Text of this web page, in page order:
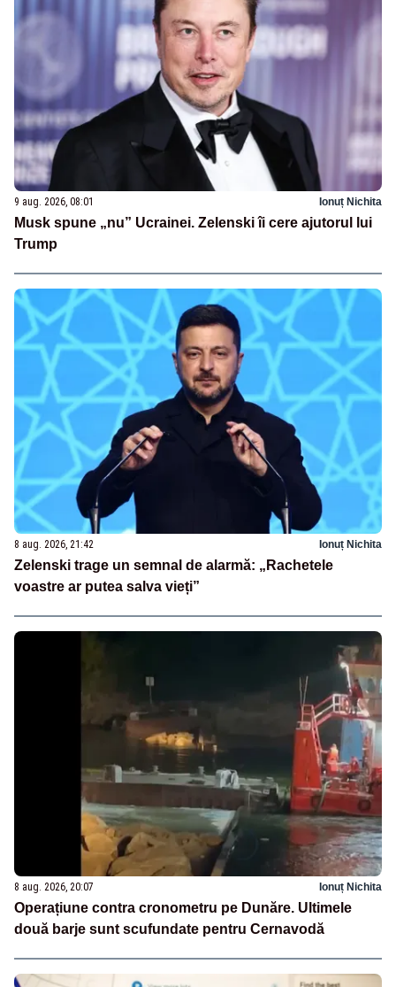
9 aug. 2026, 08:01 Ionuț Nichita
Musk spune „nu” Ucrainei. Zelenski îi cere ajutorul lui
Trump
8 aug. 2026, 21:42 Ionuț Nichita
Zelenski trage un semnal de alarmă: „Rachetele
voastre ar putea salva vieți”
8 aug. 2026, 20:07 Ionuț Nichita
Operațiune contra cronometru pe Dunăre. Ultimele
două barje sunt scufundate pentru Cernavodă